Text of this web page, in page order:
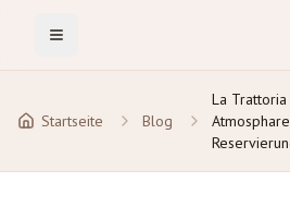
Toggle Menu
Startseite Blog
La